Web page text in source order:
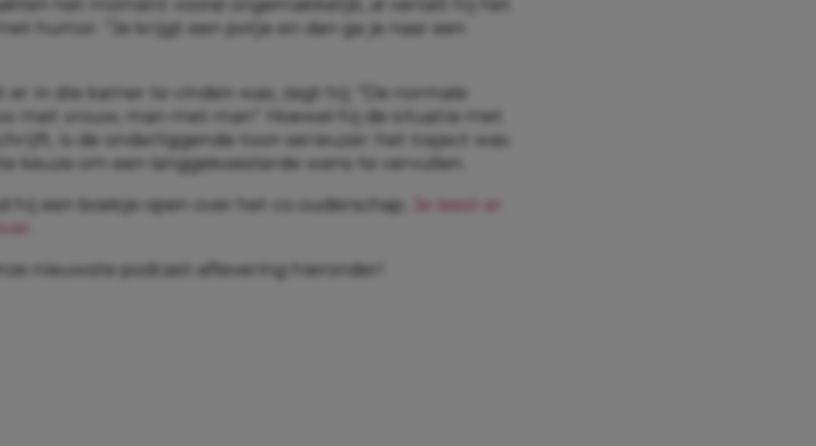
humor. “Je krijgt een potje en dan ga je naar een
er in die kamer te vinden was, zegt hij: “De normale
met vrouw, man met man” Hoewel hij de situatie met
is de onderliggende toon serieuzer: het traject was
keuze om een langgekoesterde wens te vervullen.
hij een boekje open over het co-ouderschap.
Je leest er
nieuwste podcast-aflevering hieronder!